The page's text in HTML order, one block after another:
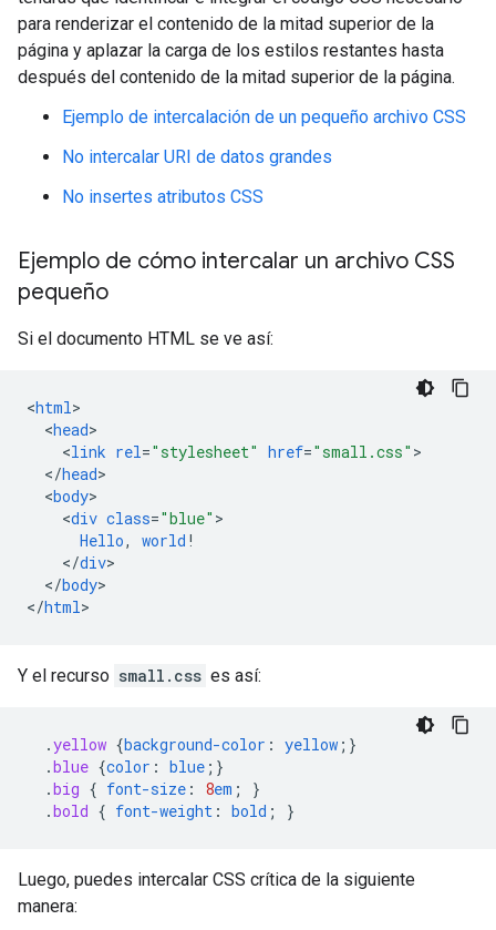
para renderizar el contenido de la mitad superior de la
página y aplazar la carga de los estilos restantes hasta
después del contenido de la mitad superior de la página.
Ejemplo de intercalación de un pequeño archivo CSS
No intercalar URI de datos grandes
No insertes atributos CSS
Ejemplo de cómo intercalar un archivo CSS
pequeño
Si el documento HTML se ve así:
<html
<head
<link rel="stylesheet" href="small.css"
</head
<body
<div class="blue"
Hello, world !
</div
</body>
</html>
Y el recurso small.css es así:
.yellow {background-color : yellow ;}
.blue {color : blue ;}
.big { font-size : 8em ;
}
.bold { font-weight : bold ; }
Luego, puedes intercalar CSS crítica de la siguiente
manera: